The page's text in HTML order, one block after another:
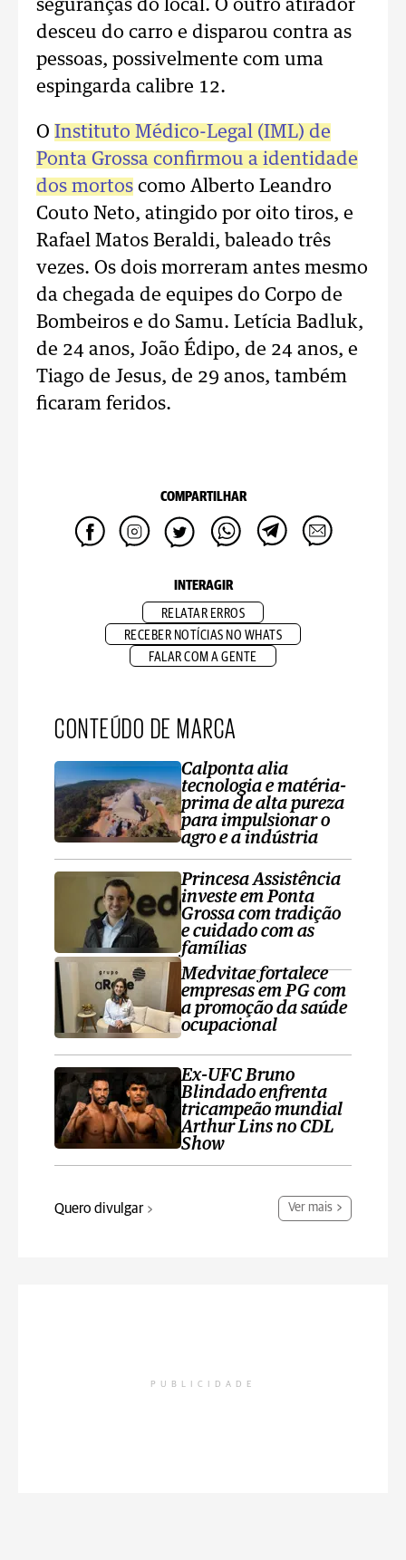
seguranças do local. O outro atirador
desceu do carro e disparou contra as
pessoas, possivelmente com uma
espingarda calibre 12.
O Instituto Médico-Legal (IML) de
Ponta Grossa confirmou a identidade
dos mortos como Alberto Leandro
Couto Neto, atingido por oito tiros, e
Rafael Matos Beraldi, baleado três
vezes. Os dois morreram antes mesmo
da chegada de equipes do Corpo de
Bombeiros e do Samu. Letícia Badluk,
de 24 anos, João Édipo, de 24 anos, e
Tiago de Jesus, de 29 anos, também
ficaram feridos.
COMPARTILHAR
INTERAGIR
RELATAR ERROS
RECEBER NOTÍCIAS NO WHATS
FALAR COM A GENTE
CONTEÚDO DE MARCA
Calponta alia
tecnologia e matéria-
prima de alta pureza
para impulsionar o
agro e a indústria
Princesa Assistência
investe em Ponta
Grossa com tradição
e cuidado com as
famílias
Medvitae fortalece
empresas em PG com
a promoção da saúde
ocupacional
Ex-UFC Bruno
Blindado enfrenta
tricampeão mundial
Arthur Lins no CDL
Show
Quero divulgar Ver mais
PUBLICIDADE